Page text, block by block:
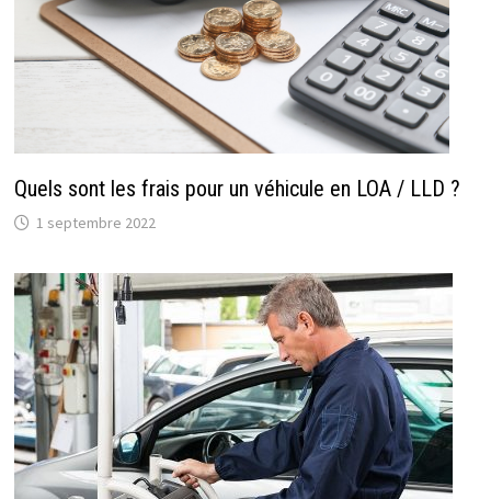
Quels sont les frais pour un véhicule en LOA / LLD ?
1 septembre 2022